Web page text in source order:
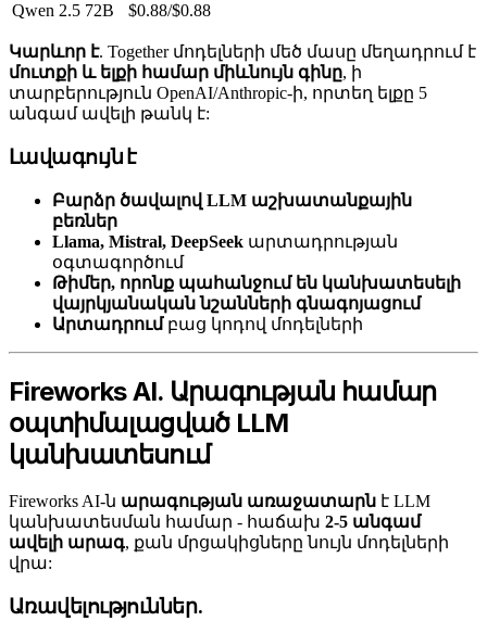
Qwen 2.5 72B
$0.88/$0.88
Կարևոր է. Together մոդելների մեծ մասը մեղադրում է
մուտքի և ելքի համար միևնույն գինը, ի
տարբերություն OpenAI/Anthropic-ի, որտեղ ելքը 5
անգամ ավելի թանկ է:
Լավագույն է
Բարձր ծավալով LLM աշխատանքային
բեռներ
Llama, Mistral, DeepSeek արտադրության
օգտագործում
Թիմեր, որոնք պահանջում են կանխատեսելի
վայրկյանական նշանների գնագոյացում
Արտադրումբաց կոդով մոդելների
Fireworks AI. Արագության համար
օպտիմալացված LLM
կանխատեսում
Fireworks AI-ն արագության առաջատարն է LLM
կանխատեսման համար - հաճախ 2-5 անգամ
ավելի արագ, քան մրցակիցները նույն մոդելների
վրա:
Առավելություններ.